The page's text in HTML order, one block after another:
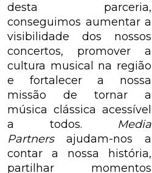
desta parceria,
conseguimos aumentar a
visibilidade dos nossos
concertos, promover a
cultura musical na região
e fortalecer a nossa
missão de tornar a
música clássica acessível
a todos. Media
Partnersajudam-nos a
contar a nossa história,
partilhar momentos